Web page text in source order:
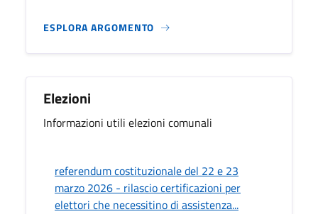
ESPLORA ARGOMENTO
Elezioni
Informazioni utili elezioni comunali
referendum costituzionale del 22 e 23
marzo 2026 - rilascio certificazioni per
elettori che necessitino di assistenza...